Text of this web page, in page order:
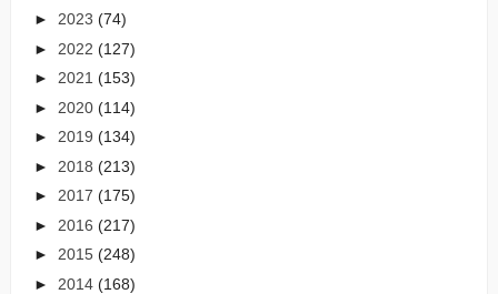
► 2023 (74)
► 2022 (127)
► 2021 (153)
► 2020 (114)
► 2019 (134)
► 2018 (213)
► 2017 (175)
► 2016 (217)
► 2015 (248)
► 2014 (168)